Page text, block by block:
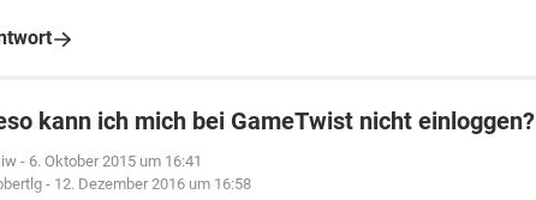
kann ich mich bei GameTwist nicht einloggen?
- 6. Oktober 2015 um 16:41
- 12. Dezember 2016 um 16:58